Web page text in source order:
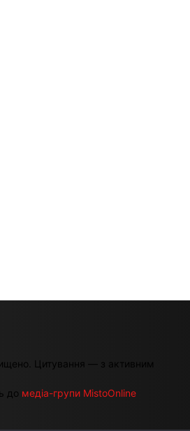
Цитування — з активним
до медіа-групи MistoOnline